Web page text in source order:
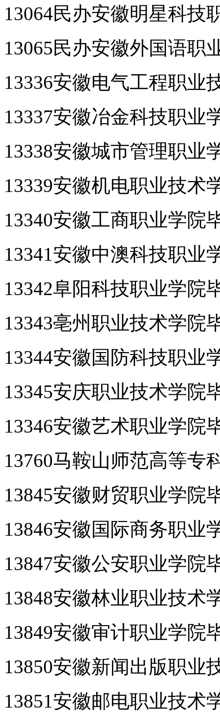
13064民办安徽明星科技
13065民办安徽外国语职
13336安徽电气工程职业
13337安徽冶金科技职业
13338安徽城市管理职业
13339安徽机电职业技术
13340安徽工商职业学院
13341安徽中澳科技职业
13342阜阳科技职业学院
13343亳州职业技术学院
13344安徽国防科技职业
13345安庆职业技术学院
13346安徽艺术职业学院
13760马鞍山师范高等专
13845安徽财贸职业学院
13846安徽国际商务职业
13847安徽公安职业学院
13848安徽林业职业技术
13849安徽审计职业学院
13850安徽新闻出版职业
13851安徽邮电职业技术